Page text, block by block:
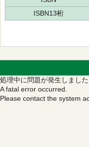
ISBN13桁
処理中に問題が発生しました
A fatal error occurred.
Please contact the system